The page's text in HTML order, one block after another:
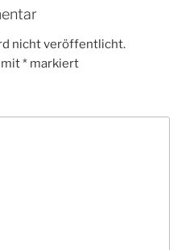
nicht veröffentlicht.
mit* markiert